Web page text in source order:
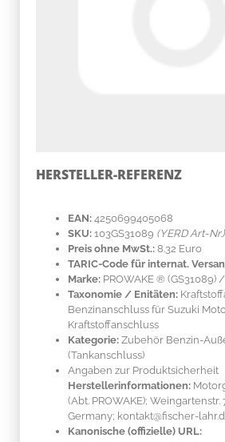
HERSTELLER-REFERENZ
EAN: 4250699405068
SKU: 103GS31089 (YERD Art-Nr.)
Preis ohne MwSt.: 8.32 Euro
TARIC-Code für internat.
Marke: PROWAKE ® (GS31089) /
Taxonomie / Enitäten:
Benzinanschluss für Suzuki
Kraftstoffanschluss
Kategorie: Zubehör Benzin-
(Tankanschluss)
Angaben zur Produktsicherheit
Herstellerinformationen:
(Abt. PROWAKE); Weingartenstr.
Germany; kontakt@fischer-
Kanonische (offizielle) URL: